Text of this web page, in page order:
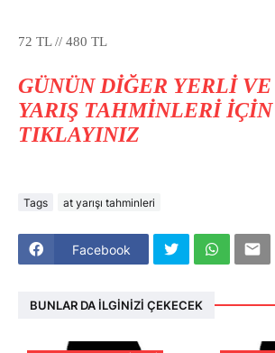
72 TL // 480 TL
GÜNÜN DİĞER YERLİ
YARIŞ TAHMİNLERİ İÇİN
TIKLAYINIZ
Tags at yarışı tahminleri
Facebook
BUNLAR DA İLGINIZI ÇEKECEK